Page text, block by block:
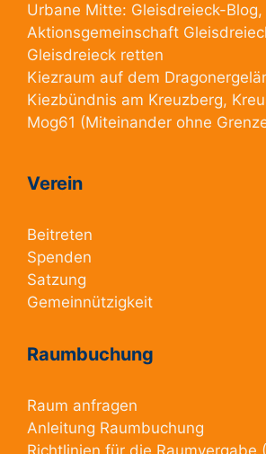
Urbane Mitte: Gleisdreieck-Blog,
Aktionsgemeinschaft
Gleisdreieck retten
Kiezraum auf dem
Kiezbündnis am Kreuzberg,
Mog61 (Miteinander ohne
Verein
Beitreten
Spenden
Satzung
Gemeinnützigkeit
Raumbuchung
Raum anfragen
Anleitung Raumbuchung